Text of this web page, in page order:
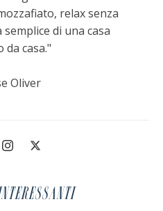
relax senza
semplice di una casa
da casa."
Oliver